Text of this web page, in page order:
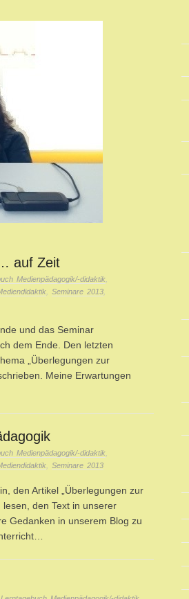
auf Zeit
Medienpädagogik/-didaktik
Seminare 2013
und das Seminar
dem Ende. Den letzten
„Überlegungen zur
Meine Erwartungen
Medienpädagogik/-didaktik
Seminare 2013
den Artikel „Überlegungen zur
den Text in unserer
Gedanken in unserem Blog zu